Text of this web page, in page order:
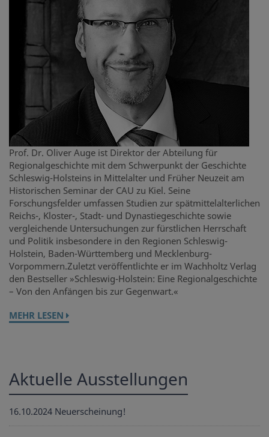
Prof. Dr. Oliver Auge ist Direktor der Abteilung für
Regionalgeschichte mit dem Schwerpunkt der Geschichte
Schleswig-Holsteins in Mittelalter und Früher Neuzeit am
Historischen Seminar der CAU zu Kiel. Seine
Forschungsfelder umfassen Studien zur spätmittelalterlichen
Reichs-, Kloster-, Stadt- und Dynastiegeschichte sowie
vergleichende Untersuchungen zur fürstlichen Herrschaft
und Politik insbesondere in den Regionen Schleswig-
Holstein, Baden-Württemberg und Mecklenburg-
Vorpommern.Zuletzt veröffentlichte er im Wachholtz Verlag
den Bestseller »Schleswig-Holstein: Eine Regionalgeschichte
– Von den Anfängen bis zur Gegenwart.«
MEHR LESEN
Aktuelle Ausstellungen
16.10.2024 Neuerscheinung!